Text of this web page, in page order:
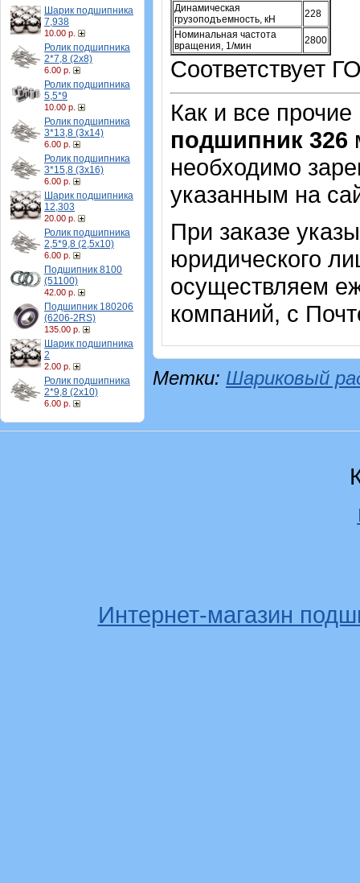
Шарик подшипника
7,938
10.00 р.
Ролик подшипника
2*7,8 (2х8)
6.00 р.
Ролик подшипника
5,5*9
10.00 р.
Ролик подшипника
3*13,8 (3х14)
6.00 р.
Ролик подшипника
3*15,8 (3х16)
6.00 р.
Шарик подшипника
12,303
20.00 р.
Ролик подшипника
2,5*9,8 (2,5х10)
6.00 р.
Подшипник 8100
(51100)
42.00 р.
Подшипник 180206
(6206-2RS)
135.00 р.
Шарик подшипника
2
2.00 р.
Ролик подшипника
2*9,8 (2х10)
6.00 р.
Динамическая
грузоподъемность, кН
228
Номинальная частота
вращения, 1/мин
2800
Соответствует
Как и все
подшипник 326
необходимо
указанным на
При заказе
юридического
осуществляем
компаний, с
Метки: Шариковый
Интернет-магазин